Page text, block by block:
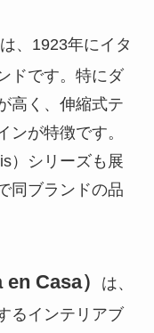
は、1923年にイタ
ドです。特にダ
高く、伸縮式テ
ンが特徴です。
）シリーズも展
同ブランドの品
Casa）
は、
るインテリアブ